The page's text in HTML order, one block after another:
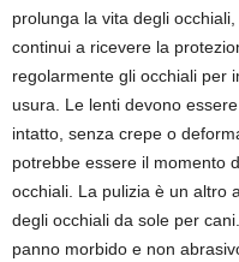
prolunga la vita degli
continui a ricevere la
regolarmente gli occhiali per
usura. Le lenti devono
intatto, senza crepe o
potrebbe essere il momento
occhiali. La pulizia è un altro
degli occhiali da sole per
panno morbido e non